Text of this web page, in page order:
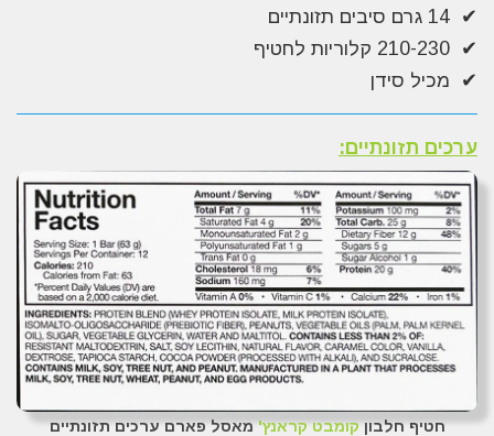
✔ 14 גרם סיבים תזונתיים
✔ 210-230 קלוריות לחטיף
✔ מכיל סידן
ערכים תזונתיים:
חטיף חלבוןקומבט קראנץ'מאסל פארם ערכים תזונתיים